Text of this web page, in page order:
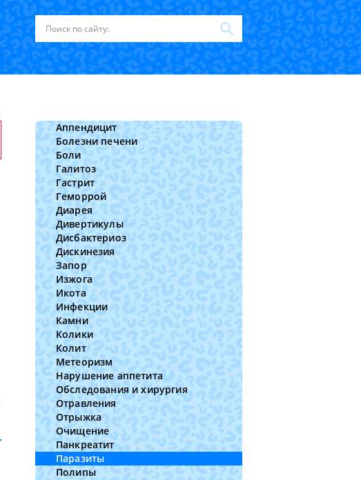
Аппендицит
Болезни печени
Боли
Галитоз
Гастрит
Геморрой
Диарея
Дивертикулы
Дисбактериоз
Дискинезия
Запор
Изжога
Икота
Инфекции
Камни
Колики
Колит
Метеоризм
Нарушение аппетита
Обследования и хирургия
Отравления
Отрыжка
Очищение
Панкреатит
Паразиты
Полипы